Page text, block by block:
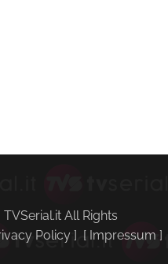
All Rights
Policy ] [ Impressum ]